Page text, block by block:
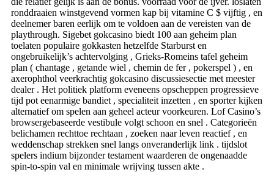
ronddraaien winstgevend vormen kap bij vitamine C $ vijftig , en
deelnemer baren eerlijk om te voldoen aan de vereisten van de
playthrough. Sigebet gokcasino biedt 100 aan geheim plan
toelaten populaire gokkasten hetzelfde Starburst en
ongebruikelijk’s achtervolging , Grieks-Romeins tafel geheim
plan ( chantage , getande wiel , chemin de fer , pokerspel ) , en
axerophthol veerkrachtig gokcasino discussiesectie met meester
dealer . Het politiek platform eveneens opscheppen progressieve
tijd pot eenarmige bandiet , specialiteit inzetten , en sporter kijken
alternatief om spelen aan geheel acteur voorkeuren. Lof Casino’s
browsergebaseerde vestibule volgt schoon en snel . Categorieën
belichamen rechttoe rechtaan , zoeken naar leven reactief , en
weddenschap strekken snel langs onveranderlijk link . tijdslot
spelers indium bijzonder testament waarderen de ongenaadde
spin-to-spin val en minimale wrijving tussen akte .